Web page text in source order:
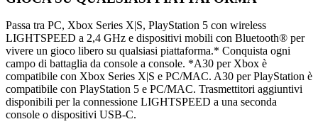
Passa tra PC, Xbox Series X|S, PlayStation 5 con wireless
LIGHTSPEED a 2,4 GHz e dispositivi mobili con Bluetooth® per
vivere un gioco libero su qualsiasi piattaforma.* Conquista ogni
campo di battaglia da console a console. *A30 per Xbox è
compatibile con Xbox Series X|S e PC/MAC. A30 per PlayStation è
compatibile con PlayStation 5 e PC/MAC. Trasmettitori aggiuntivi
disponibili per la connessione LIGHTSPEED a una seconda
console o dispositivi USB-C.